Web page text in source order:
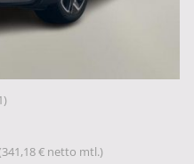
€ netto mtl.)